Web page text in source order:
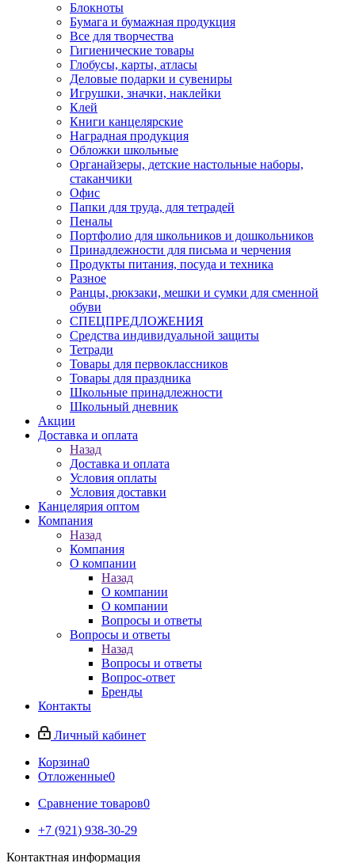
Блокноты
Бумага и бумажная продукция
Все для творчества
Гигиенические товары
Глобусы, карты, атласы
Деловые подарки и сувениры
Игрушки, значки, наклейки
Клей
Книги канцелярские
Наградная продукция
Обложки школьные
Органайзеры, детские настольные наборы,
стаканчики
Офис
Папки для труда, для тетрадей
Пеналы
Портфолио для школьников и дошкольников
Принадлежности для письма и черчения
Продукты питания, посуда и техника
Разное
Ранцы, рюкзаки, мешки и сумки для сменной
обуви
СПЕЦПРЕДЛОЖЕНИЯ
Средства индивидуальной защиты
Тетради
Товары для первоклассников
Товары для праздника
Школьные принадлежности
Школьный дневник
Акции
Доставка и оплата
Назад
Доставка и оплата
Условия оплаты
Условия доставки
Канцелярия оптом
Компания
Назад
Компания
О компании
Назад
О компании
О компании
Вопросы и ответы
Вопросы и ответы
Назад
Вопросы и ответы
Вопрос-ответ
Бренды
Контакты
Личный кабинет
Корзина0
Отложенные0
Сравнение товаров0
+7 (921) 938-30-29
Контактная информация